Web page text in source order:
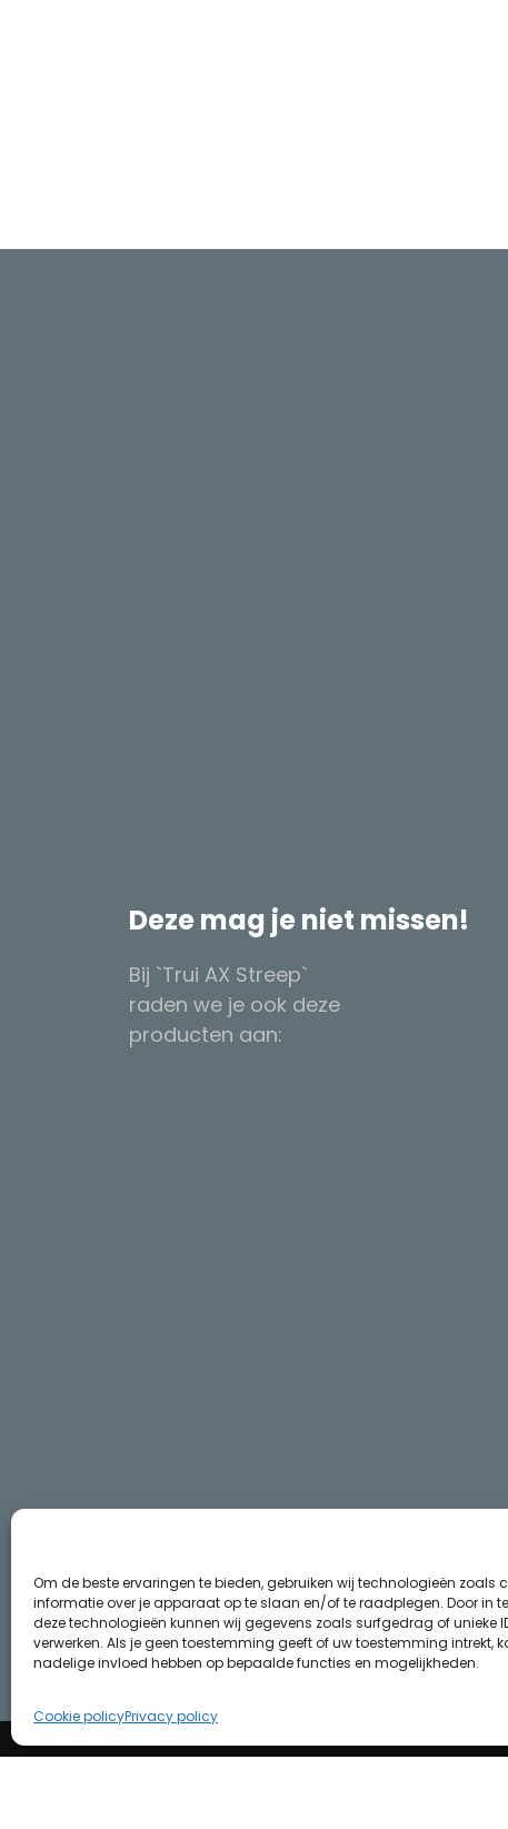
Om de beste ervaringen te bieden, gebruiken wij technologieën zoals
informatie over je apparaat op te slaan en/of te raadplegen. Door in
deze technologieën kunnen wij gegevens zoals surfgedrag of unieke
verwerken. Als je geen toestemming geeft of uw toestemming intrekt,
nadelige invloed hebben op bepaalde functies en mogelijkheden.
Cookie policyPrivacy policy
Deze mag je niet missen!
Bij `Trui AX Streep`
raden we je ook deze
producten aan: